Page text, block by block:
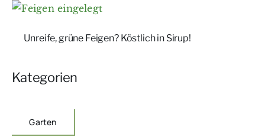
Unreife, grüne Feigen? Köstlich in Sirup!
Kategorien
Garten